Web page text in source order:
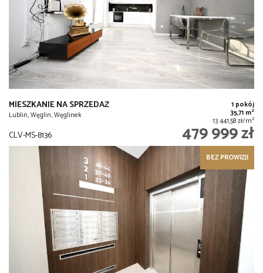
MIESZKANIE NA SPRZEDAŻ
Lublin, Węglin, Węglinek
1 pokój
35,71 m2
13 441,58 zł/m2
CLV-MS-8136 479 999 zł
BEZ PROWIZJI